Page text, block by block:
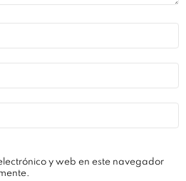
y web en este navegador